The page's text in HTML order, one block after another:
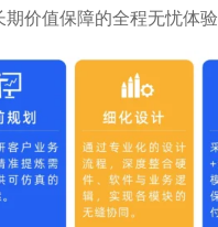
价值保障的全程无忧体验